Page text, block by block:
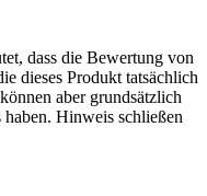
dass die Bewertung von
dieses Produkt tatsächlich
aber grundsätzlich
Hinweis schließen